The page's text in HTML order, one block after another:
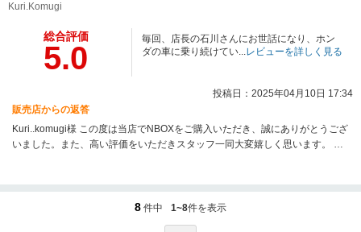
Kuri.Komugi
総合評価
5.0
毎回、店長の石川さんにお世話になり、ホン
ダの車に乗り続けてい...レビューを詳しく見る
投稿日：2025年04月10日 17:34
販売店からの返答
Kuri..komugi様 この度は当店でNBOXをご購入いただき、誠にありがとうござ
いました。また、高い評価をいただきスタッフ一同大変嬉しく思います。 お
8 件中 1~8件を表示